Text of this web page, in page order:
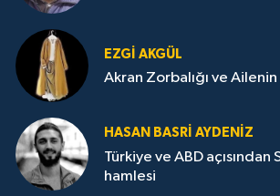
EZGI AKGÜL
Akran Zorbalığı ve Ailenin
HASAN BASRI AYDENIZ
Türkiye ve ABD açısından
hamlesi